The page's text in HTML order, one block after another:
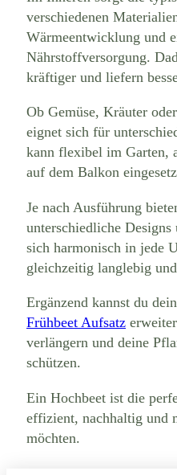
verschiedenen
Wärmeentwicklung und
Nährstoffversorgung.
kräftiger und liefern
Ob Gemüse, Kräuter
eignet sich für
kann flexibel im Garten,
auf dem Balkon
Je nach Ausführung
unterschiedliche
sich harmonisch in jede
gleichzeitig langlebig
Ergänzend kannst du
Frühbeet Aufsatz
verlängern und deine
schützen.
Ein Hochbeet ist die
effizient, nachhaltig und
möchten.